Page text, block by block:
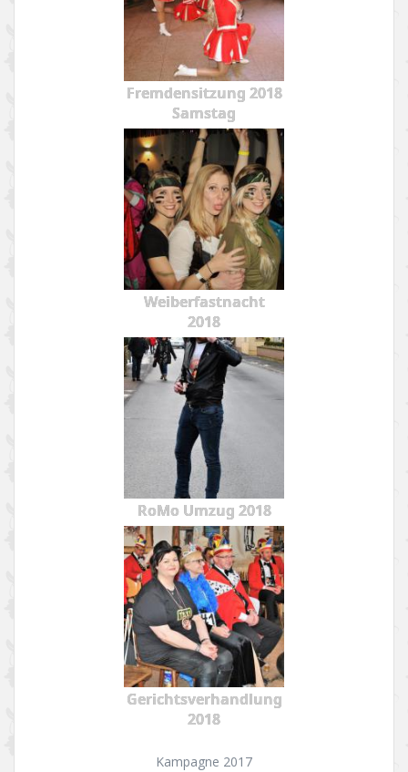
Fremdensitzung 2018
Samstag
Weiberfastnacht
2018
RoMo Umzug 2018
Gerichtsverhandlung
2018
Kampagne 2017